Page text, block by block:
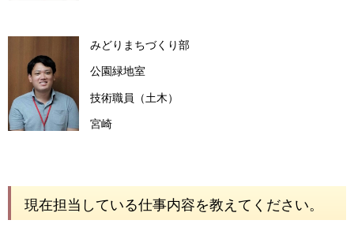
みどりまちづくり部
公園緑地室
技術職員（土木）
宮崎
現在担当している仕事内容を教えてください。